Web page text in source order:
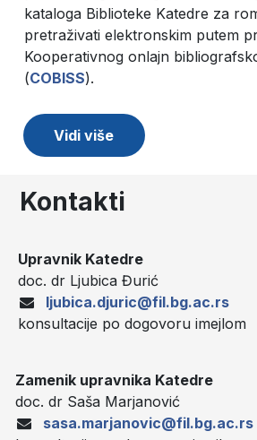
kataloga Biblioteke Katedre za
pretraživati elektronskim putem
Kooperativnog onlajn
(COBISS).
Vidi više
Kontakti
Upravnik Katedre
doc. dr Ljubica Đurić
ljubica.djuric@fil.bg.ac.rs
konsultacije po dogovoru imejlom
Zamenik upravnika Katedre
doc. dr Saša Marjanović
sasa.marjanovic@fil.bg.ac.rs